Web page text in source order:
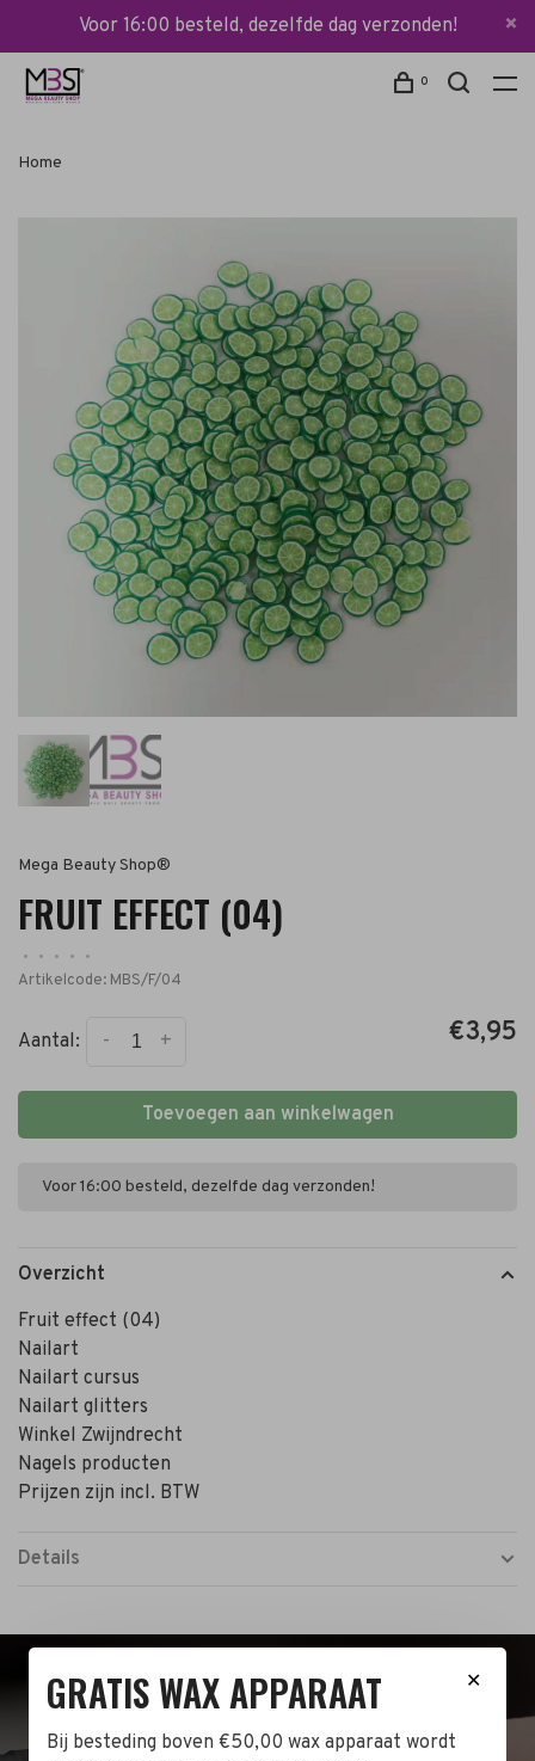
Voor 16:00 besteld, dezelfde dag verzonden!
0
Home
Mega Beauty Shop®
FRUIT EFFECT (04)
• • • •
•
Artikelcode: MBS/F/04
Aantal: +
- €3,95
Toevoegen aan winkelwagen
Voor 16:00 besteld, dezelfde dag verzonden!
Overzicht
Fruit effect (04)
Nailart
Nailart cursus
Nailart glitters
Winkel Zwijndrecht
Nagels producten
Prijzen zijn incl. BTW
Details
BEZOEK DE WINKEL!
✕
GRATIS WAX APPARAAT
Bij besteding boven €50,00 wax apparaat wordt